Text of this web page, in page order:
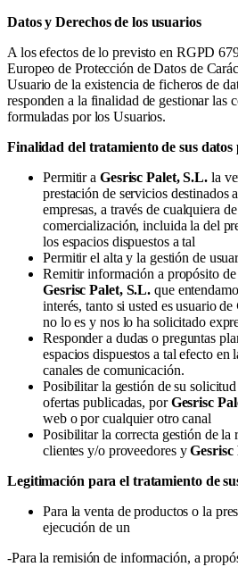
Datos y Derechos de los usuarios
A los efectos de lo previsto en RGPD
Europeo de Protección de Datos de
Usuario de la existencia de ficheros de
responden a la finalidad de gestionar las
formuladas por los Usuarios.
Finalidad del tratamiento de sus
Permitir a Gesrisc Palet, S.L. la
prestación de servicios destinados
empresas, a través de cualquiera
comercialización, incluida la del
los espacios dispuestos a tal
Permitir el alta y la gestión de
Remitir información a propósito
Gesrisc Palet, S.L. que
interés, tanto si usted es usuario de
no lo es y nos lo ha solicitado
Responder a dudas o preguntas
espacios dispuestos a tal efecto en
canales de comunicación.
Posibilitar la gestión de su
ofertas publicadas, porGesrisc
web o por cualquier otro canal
Posibilitar la correcta gestión de la
clientes y/o proveedores y
Legitimación para el tratamiento de
Para la venta de productos o la
ejecución de un
-Para la remisión de información, a